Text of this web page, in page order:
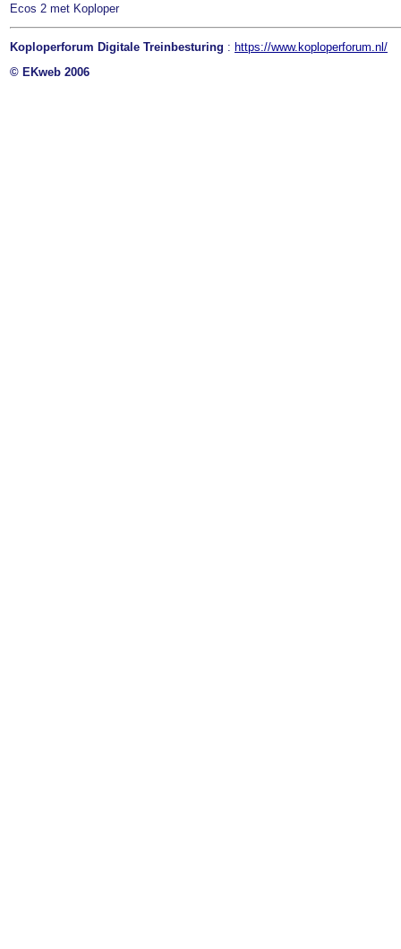
Ecos 2 met Koploper
Koploperforum Digitale Treinbesturing : https://www.koploperforum.nl/
© EKweb 2006